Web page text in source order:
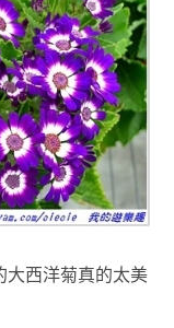
大西洋菊真的太美